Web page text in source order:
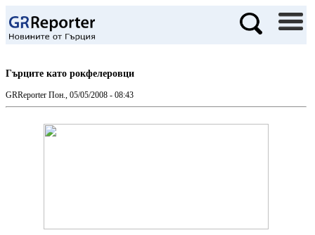
Гърците като рокфелеровци
GRReporter Пон., 05/05/2008 - 08:43